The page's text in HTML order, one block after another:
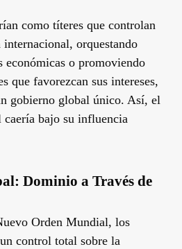
como títeres que controlan
orquestando
económicas o promoviendo
que favorezcan sus intereses,
gobierno global único. Así, el
bajo su influencia
Dominio a Través de
Orden Mundial, los
control total sobre la